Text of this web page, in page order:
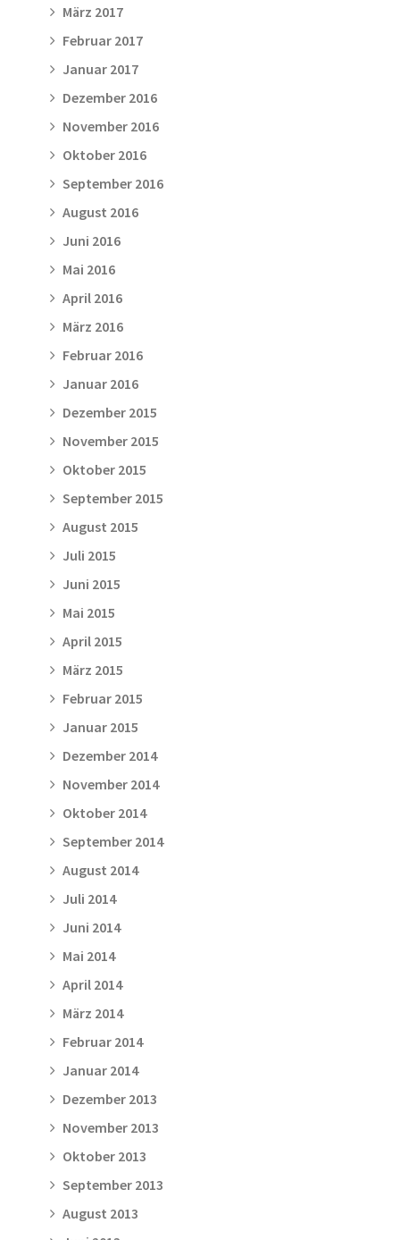
März 2017
Februar 2017
Januar 2017
Dezember 2016
November 2016
Oktober 2016
September 2016
August 2016
Juni 2016
Mai 2016
April 2016
März 2016
Februar 2016
Januar 2016
Dezember 2015
November 2015
Oktober 2015
September 2015
August 2015
Juli 2015
Juni 2015
Mai 2015
April 2015
März 2015
Februar 2015
Januar 2015
Dezember 2014
November 2014
Oktober 2014
September 2014
August 2014
Juli 2014
Juni 2014
Mai 2014
April 2014
März 2014
Februar 2014
Januar 2014
Dezember 2013
November 2013
Oktober 2013
September 2013
August 2013